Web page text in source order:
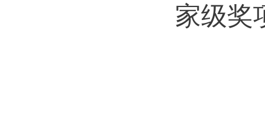
家级奖